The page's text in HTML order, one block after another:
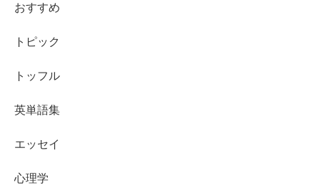
おすすめ
トピック
トッフル
英単語集
エッセイ
心理学